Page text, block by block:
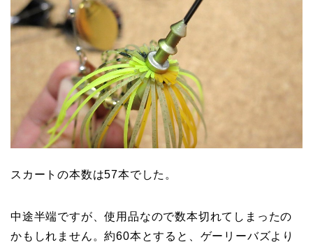
スカートの本数は57本でした。
中途半端ですが、使用品なので数本切れてしまったの
かもしれません。約60本とすると、ゲーリーバズより